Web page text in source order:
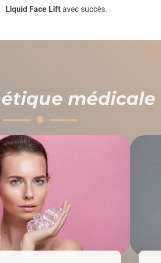
Liquid Face Lift avec succès.
médicale